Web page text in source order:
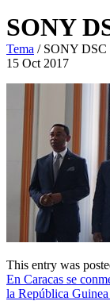
SONY
Tema / SONY DSC
15 Oct 2017
This entry was
En Caracas se
la República